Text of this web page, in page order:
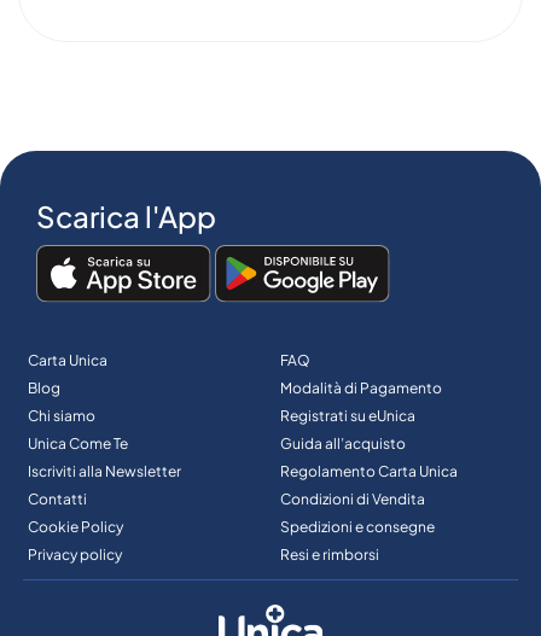
Scarica l'App
Carta Unica
Blog
Chi siamo
Unica Come Te
Iscriviti alla Newsletter
Contatti
Cookie Policy
Privacy policy
FAQ
Modalità di Pagamento
Registrati su eUnica
Guida all’acquisto
Regolamento Carta Unica
Condizioni di Vendita
Spedizioni e consegne
Resi e rimborsi